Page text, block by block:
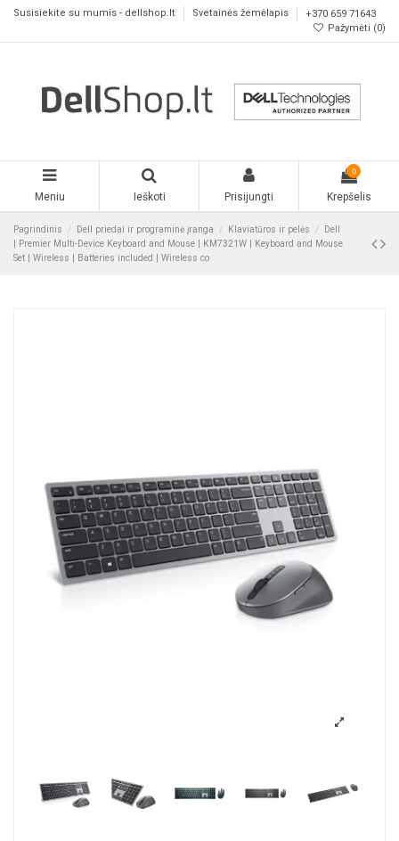
Susisiekite su mumis - dellshop.lt Svetainės žemėlapis
+370 659 71643
Pažymėti (0)
Meniu Ieškoti Prisijungti
0
Krepšelis
Pagrindinis Dell priedai ir programinė įranga Klaviatūros ir pelės
Dell
| Premier Multi-Device Keyboard and Mouse | KM7321W | Keyboard and Mouse
Set | Wireless | Batteries included | Wireless co